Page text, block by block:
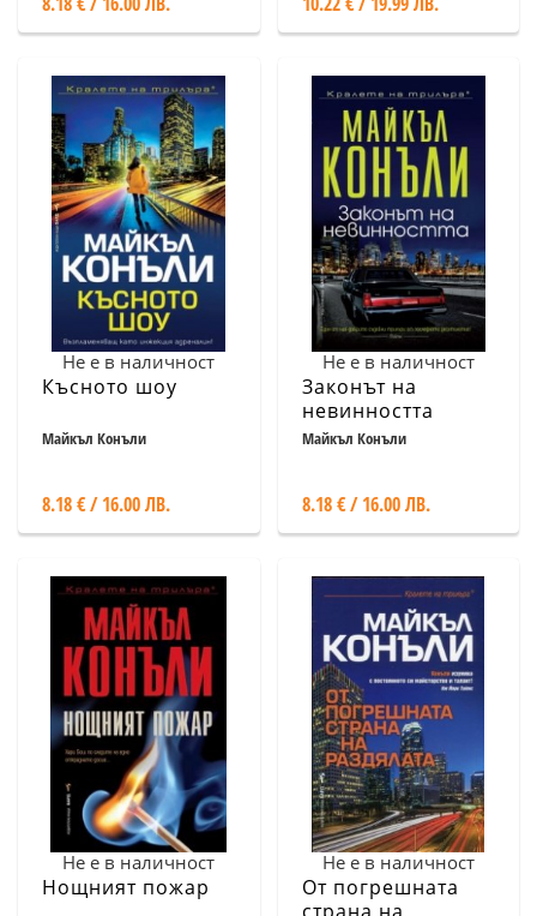
Не е в наличност
Късното шоу
Майкъл Конъли
8.18 € / 16.00 ЛВ.
Не е в наличност
Законът на
невинността
Майкъл Конъли
8.18 € / 16.00 ЛВ.
Не е в наличност
Нощният пожар
Не е в наличност
От погрешната